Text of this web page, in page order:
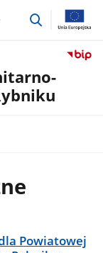
przejdź
Powiatowej